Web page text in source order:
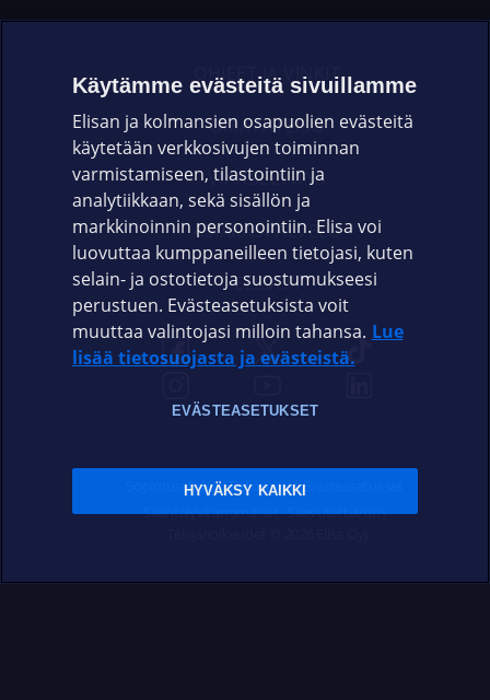
OHJEET JA VINKIT
OMAYHTEISÖ
VIANSELVITYS
ASIAKASPALVELU
ELISA.FI
Sopimusehdot Tietosuoja Evästeasetukset
Sääntelyviranomaiset Saavutettavuus
Käytämme evästeitä sivuillamme
Elisan ja kolmansien osapuolien evästeitä
käytetään verkkosivujen toiminnan
varmistamiseen, tilastointiin ja
analytiikkaan, sekä sisällön ja
markkinoinnin personointiin. Elisa voi
luovuttaa kumppaneilleen tietojasi, kuten
selain- ja ostotietoja suostumukseesi
perustuen. Evästeasetuksista voit
muuttaa valintojasi milloin tahansa. Lue
lisää tietosuojasta ja evästeistä.
EVÄSTEASETUKSET
HYVÄKSY KAIKKI